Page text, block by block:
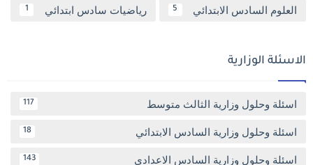
العلوم السادس الابتدائي 5 رياضيات سادس ابتدائي 1
الاسئلة الوزارية
اسئلة وحلول وزارية الثالث متوسط 117
اسئلة وحلول وزارية السادس الابتدائي 18
اسئلة وحلول وزارية السادس الاعدادي 143